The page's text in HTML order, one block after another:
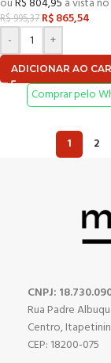
R$995,37 R$865,54
-
+
ADICIONAR AO
Comprar pelo
1 2
CNPJ:
Rua Padre
Centro,
CEP: 18200-075